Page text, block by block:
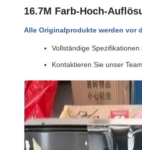
16.7M Farb-Hoch-
Alle Originalprodukte werden vor
Vollständige
Kontaktieren Sie unser